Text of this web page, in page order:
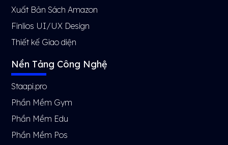
Xuất Bản Sách Amazon
Finlios UI/UX Design
Thiết kế Giao diện
Nền Tảng Công Nghệ
Staapi.pro
Phần Mềm Gym
Phần Mềm Edu
Phần Mềm Pos